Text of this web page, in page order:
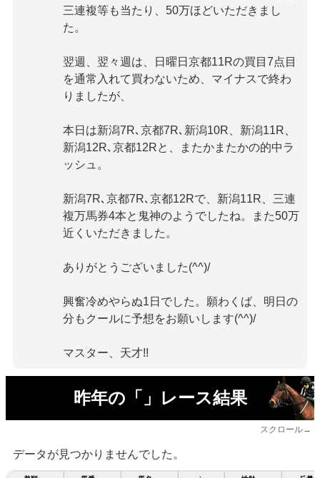
三連複等も当たり、50万ほどいただきまし
た。
翌週、翌々週は、日曜日京都11Rの買目7点目
を通常入れて買わないため、マイナスで終わ
りましたが、
本日は新潟7R､京都7R､新潟10R、新潟11R、
新潟12R､京都12Rと、またかまたかの的中ラ
ッシュ。
新潟7R､京都7R､京都12Rで、新潟11R、三連
複万馬券4本と鬼神のようでしたね。また50万
近くいただきました。
ありがとうございました(^^)/
興奮冷めやらぬ1日でした。願わくば、明日の
分もクールに予想をお願いします(^^)/
マスター、天才!!
昨年の「」レース結果
スクロール→
データが見つかりませんでした。